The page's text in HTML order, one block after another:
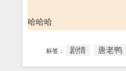
哈哈哈
标签： 剧情 唐老鸭